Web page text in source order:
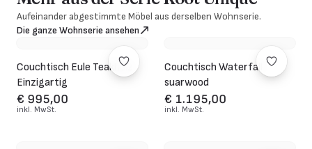
Aufeinander abgestimmte Möbel aus derselben Wohnserie.
Die ganze Wohnserie ansehen
Couchtisch Eule Teakholz
Einzigartig
€ 995,00
inkl. MwSt.
Couchtisch Waterfall
suarwood
€ 1.195,00
inkl. MwSt.